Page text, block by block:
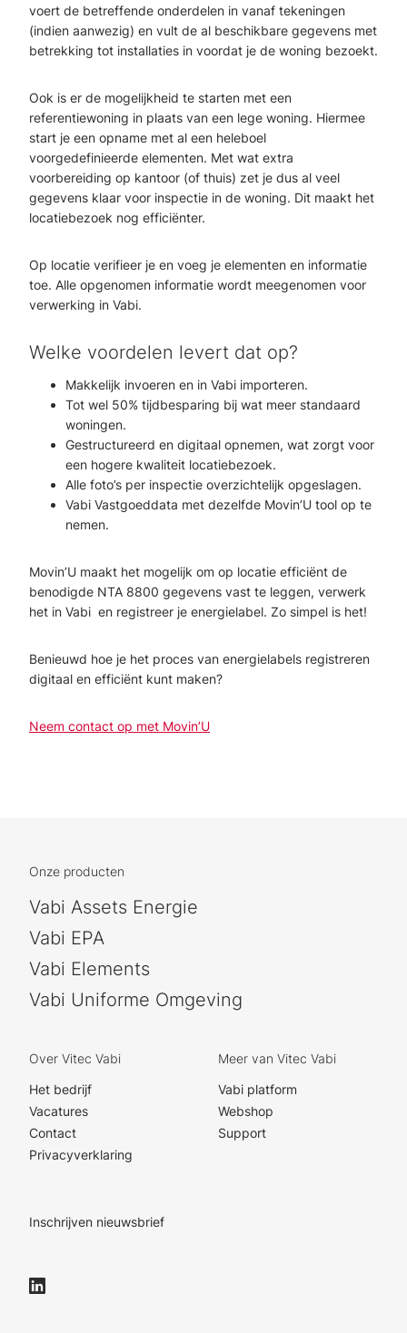
voert de betreffende onderdelen in vanaf tekeningen
(indien aanwezig) en vult de al beschikbare gegevens met
betrekking tot installaties in voordat je de woning bezoekt.
Ook is er de mogelijkheid te starten met een
referentiewoning in plaats van een lege woning. Hiermee
start je een opname met al een heleboel
voorgedefinieerde elementen. Met wat extra
voorbereiding op kantoor (of thuis) zet je dus al veel
gegevens klaar voor inspectie in de woning. Dit maakt het
locatiebezoek nog efficiënter.
Op locatie verifieer je en voeg je elementen en informatie
toe. Alle opgenomen informatie wordt meegenomen voor
verwerking in Vabi.
Welke voordelen levert dat op?
Makkelijk invoeren en in Vabi importeren.
Tot wel 50% tijdbesparing bij wat meer standaard
woningen.
Gestructureerd en digitaal opnemen, wat zorgt voor
een hogere kwaliteit locatiebezoek.
Alle foto’s per inspectie overzichtelijk opgeslagen.
Vabi Vastgoeddata met dezelfde Movin’U tool op te
nemen.
Movin’U maakt het mogelijk om op locatie efficiënt de
benodigde NTA 8800 gegevens vast te leggen, verwerk
het in Vabi en registreer je energielabel. Zo simpel is het!
Benieuwd hoe je het proces van energielabels registreren
digitaal en efficiënt kunt maken?
Neem contact op met Movin’U
Onze producten
Vabi Assets Energie
Vabi EPA
Vabi Elements
Vabi Uniforme Omgeving
Over Vitec Vabi
Het bedrijf
Vacatures
Contact
Privacyverklaring
Meer van Vitec Vabi
Vabi platform
Webshop
Support
Inschrijven nieuwsbrief